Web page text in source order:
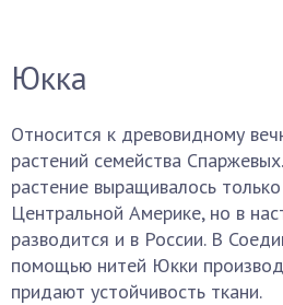
Юкка
Относится к древовидному
растений семейства
растение выращивалось
Центральной Америке, но в
разводится и в России. В
помощью нитей Юкки
придают устойчивость ткани.